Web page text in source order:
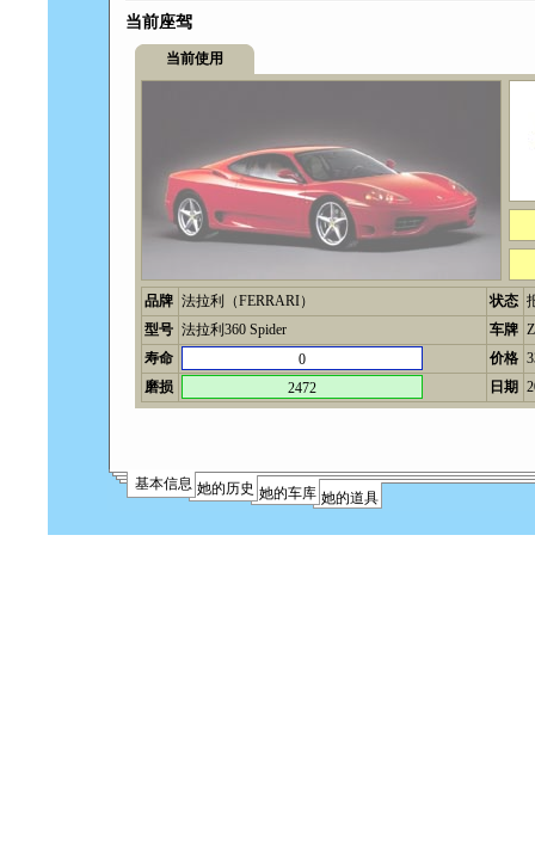
当前座驾
当前使用
品牌 法拉利（FERRARI） 状态
型号 法拉利360 Spider 车牌
寿命
0 价格
磨损
2472 日期
基本信息 她的历史 她的车库 她的道具